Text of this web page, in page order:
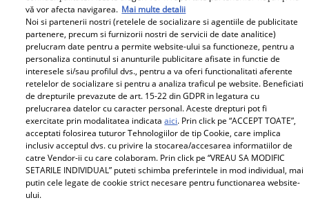
Cabral rupe tăcerea după
divorțul de Andreea Ibacka. „Nu
mi-a convenit să spun asta cu
voce tare. M-a afectat”
Elle
O mai ții minte pe Janine Sârbu?
vă vor afecta navigarea. Mai multe detalii
Noi si partenerii nostri (retelele de socializare si agentiile de publicitate
partenere, precum si furnizorii nostri de servicii de date analitice)
prelucram date pentru a permite website-ului sa functioneze, pentru a
personaliza continutul si anunturile publicitare afisate in functie de
interesele si/sau profilul dvs., pentru a va oferi functionalitati aferente
retelelor de socializare si pentru a analiza traficul pe website. Beneficiati
de drepturile prevazute de art. 15-22 din GDPR in legatura cu
prelucrarea datelor cu caracter personal. Aceste drepturi pot fi
exercitate prin modalitatea indicataaici. Prin click pe “ACCEPT TOATE”,
acceptati folosirea tuturor Tehnologiilor de tip Cookie, care implica
inclusiv acceptul dvs. cu privire la stocarea/accesarea informatiilor de
catre Vendor-ii cu care colaboram. Prin click pe “VREAU SA MODIFIC
SETARILE INDIVIDUAL” puteti schimba preferintele in mod individual, mai
putin cele legate de cookie strict necesare pentru functionarea website-
ului.